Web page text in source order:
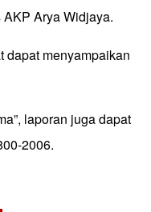
Arya Widjaya.
dapat menyampaikan
laporan juga dapat
2006.